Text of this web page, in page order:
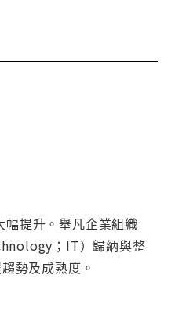
提升。舉凡企業組織
；IT）歸納與整
勢及成熟度。